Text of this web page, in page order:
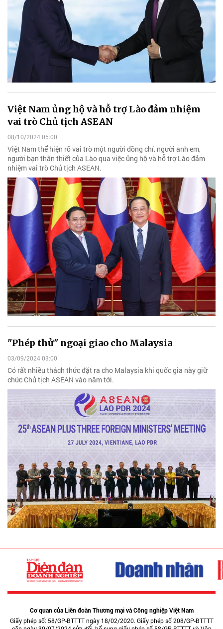
Việt Nam ủng hộ và hỗ trợ Lào đảm nhiệm
vai trò Chủ tịch ASEAN
08/10/2024 05:00
Việt Nam thể hiện rõ vai trò một người đồng chí, người anh em,
người bạn thân thiết của Lào qua việc ủng hộ và hỗ trợ Lào đảm
nhiệm vai trò Chủ tịch ASEAN.
"Phép thử" ngoại giao cho Malaysia
03/09/2024 03:00
Có rất nhiều thách thức đặt ra cho Malaysia khi quốc gia này giữ
chức Chủ tịch ASEAN vào năm tới.
Cơ quan của Liên đoàn Thương mại và Công nghiệp Việt Nam
Giấy phép số: 58/GP-BTTTT ngày 18/02/2020. Giấy phép số 208/GP-BTTTT